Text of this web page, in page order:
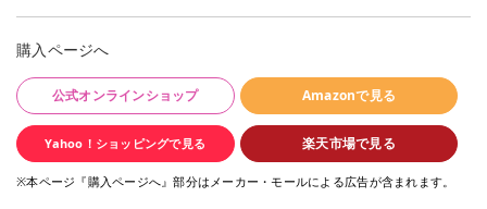
購入ページへ
公式オンラインショップ Amazonで見る
Yahoo！ショッピングで見る 楽天市場で見る
※本ページ『購入ページへ』部分はメーカー・モールによる広告が含まれます。